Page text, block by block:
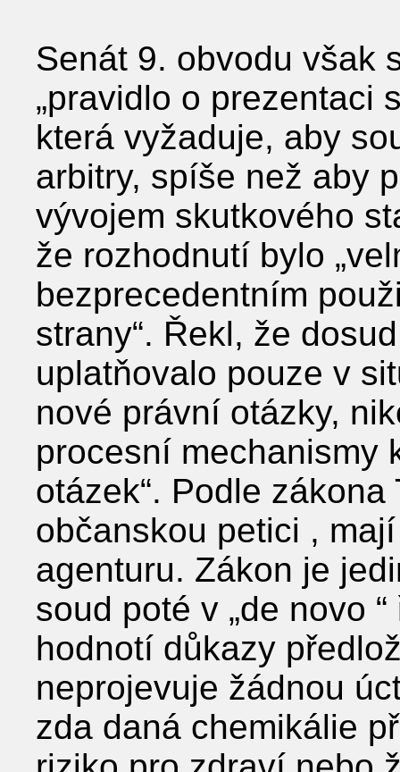
Senát 9. obvodu však
„pravidlo o prezentaci
která vyžaduje, aby
arbitry, spíše než aby
vývojem skutkového
že rozhodnutí bylo
bezprecedentním
strany“. Řekl, že
uplatňovalo pouze v
nové právní otázky,
procesní mechanismy
otázek“. Podle
občanskou petici ,
agenturu. Zákon je
soud poté v „de novo
hodnotí důkazy
neprojevuje žádnou
zda daná chemikálie